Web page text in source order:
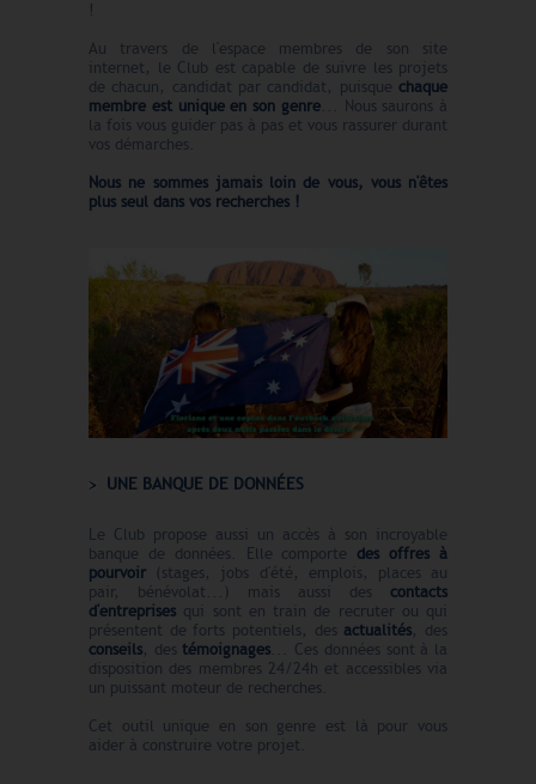
!
Au travers de l'espace membres de son site
internet, le Club est capable de suivre les projets
de chacun, candidat par candidat, puisque chaque
membre est unique en son genre... Nous saurons à
la fois vous guider pas à pas et vous rassurer durant
vos démarches.
Nous ne sommes jamais loin de vous, vous n'êtes
plus seul dans vos recherches !
UNE BANQUE DE DONNÉES
Le Club propose aussi un accès à son incroyable
banque de données. Elle comporte des offres à
pourvoir (stages, jobs d'été, emplois, places au
pair, bénévolat...) mais aussi des contacts
d'entreprises qui sont en train de recruter ou qui
présentent de forts potentiels, des actualités, des
conseils, des témoignages... Ces données sont à la
disposition des membres 24/24h et accessibles via
un puissant moteur de recherches.
Cet outil unique en son genre est là pour vous
aider à construire votre projet.